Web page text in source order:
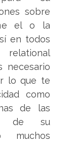
sobre
el o la
en todos
relational
necesario
lo que te
como
de las
de su
muchos